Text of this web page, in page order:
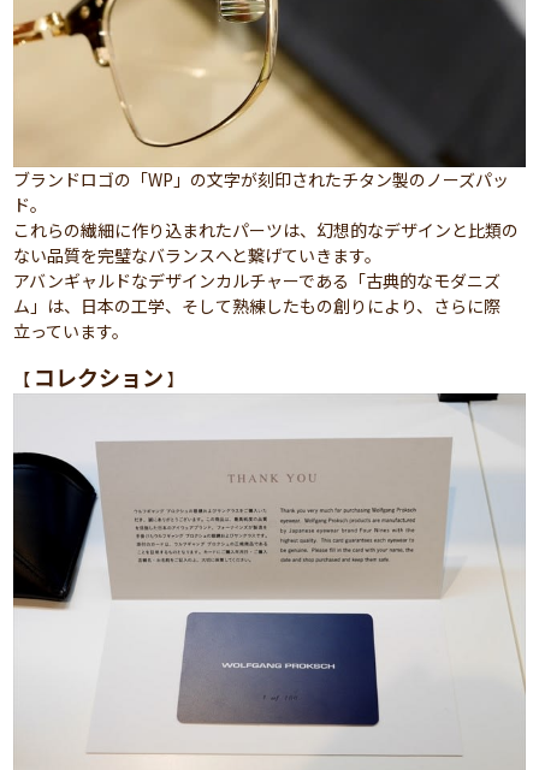
ブランドロゴの「WP」の文字が刻印されたチタン製のノーズパッ
ド。
これらの繊細に作り込まれたパーツは、幻想的なデザインと比類の
ない品質を完璧なバランスへと繋げていきます。
アバンギャルドなデザインカルチャーである「古典的なモダニズ
ム」は、日本の工学、そして熟練したもの創りにより、さらに際
立っています。
【 コレクション 】